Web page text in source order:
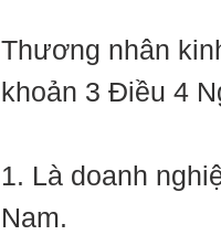
Thương nhân
khoản 3 Điều 4
1. Là doanh
Nam.